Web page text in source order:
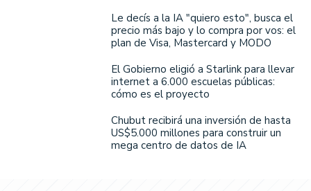
Le decís a la IA "quiero esto", busca el
precio más bajo y lo compra por vos: el
plan de Visa, Mastercard y MODO
El Gobierno eligió a Starlink para llevar
internet a 6.000 escuelas públicas:
cómo es el proyecto
Chubut recibirá una inversión de hasta
US$5.000 millones para construir un
mega centro de datos de IA